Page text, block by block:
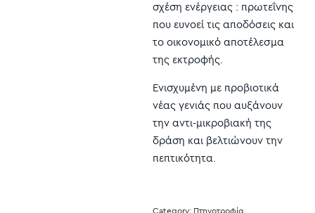
σχέση ενέργειας : πρωτεΐνης
που ευνοεί τις αποδόσεις και
το οικονομικό αποτέλεσμα
της εκτροφής.
Ενισχυμένη με προβιοτικά
νέας γενιάς που αυξάνουν
την αντι-μικροβιακή της
δράση και βελτιώνουν την
πεπτικότητα.
Category: Πτηνοτροφία